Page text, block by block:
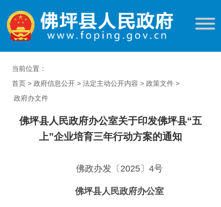
当前位置：
首页 > 政府信息公开 > 法定主动公开内容 > 政策文件 >
政府办文件
佛坪县人民政府办公室关于印发佛坪县“五
上”企业培育三年行动方案的通知
佛政办发〔2025〕4号
佛坪县人民政府办公室